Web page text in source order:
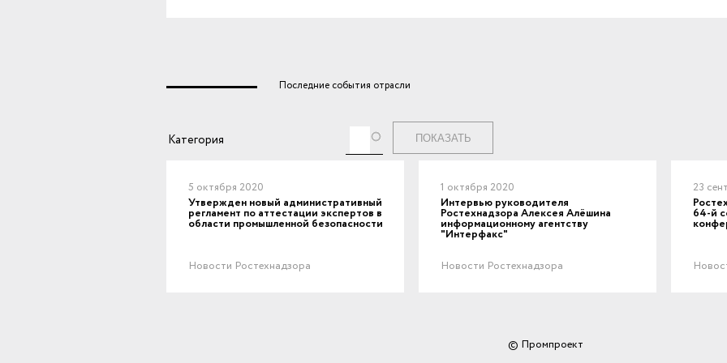
Последние события отрасли
5 октября 2020
Утвержден новый административный
регламент по аттестации экспертов в
области промышленной безопасности
Новости Ростехнадзора
1 октября 2020
Интервью руководителя
Ростехнадзора Алексея Алёшина
информационному агентству
"Интерфакс"
Новости Ростехнадзора
23
64-й
© Промпроект